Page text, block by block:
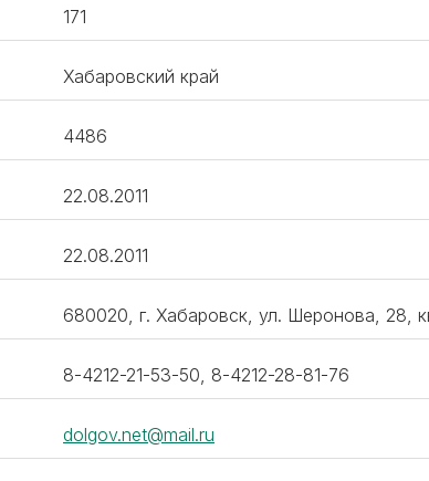
171
Хабаровский край
4486
22.08.2011
22.08.2011
680020, г. Хабаровск, ул. Шеронова, 28,
8-4212-21-53-50, 8-4212-28-81-76
dolgov.net@mail.ru